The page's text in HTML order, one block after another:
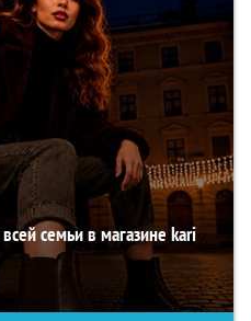
семьи в магазине kari